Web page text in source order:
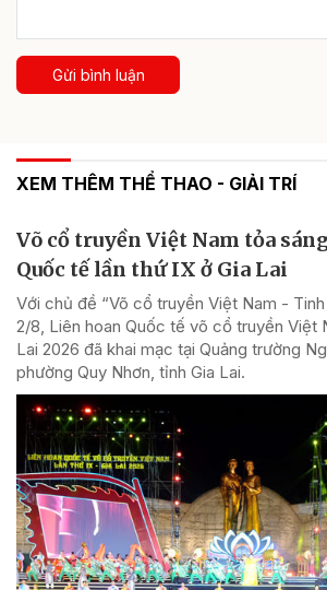
Gửi bình luận
XEM THÊM THỂ THAO - GIẢI TRÍ
Võ cổ truyền Việt Nam tỏa
Quốc tế lần thứ IX ở Gia Lai
Với chủ đề “Võ cổ truyền Việt Nam -
2/8, Liên hoan Quốc tế võ cổ truyền Việt
Lai 2026 đã khai mạc tại Quảng trường
phường Quy Nhơn, tỉnh Gia Lai.